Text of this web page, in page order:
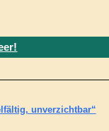
unverzichtbar“